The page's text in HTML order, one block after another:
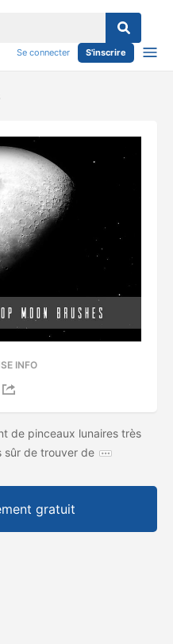
Se connecter S'inscrire
INFO
de pinceaux lunaires très
sûr de trouver de
gratuit